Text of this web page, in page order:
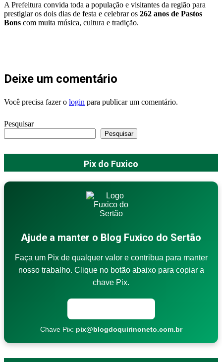
A Prefeitura convida toda a população e visitantes da região para
prestigiar os dois dias de festa e celebrar os 262 anos de Pastos
Bons com muita música, cultura e tradição.
Deixe um comentário
Você precisa fazer o login para publicar um comentário.
Pesquisar
Pesquisar
Pix do Fuxico
Ajude a manter o Blog Fuxico do Sertão
Faça um Pix de qualquer valor e contribua para manter
nosso trabalho. Clique no botão abaixo para copiar a
chave Pix.
Chave Pix: pix@blogdoquirinoneto.com.br